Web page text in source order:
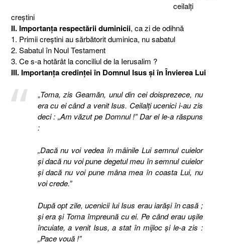
ceilalţi
creştini
II. Importanţa respectării duminicii, ca zi de odihnă
1. Primii creştini au sărbătorit duminica, nu sabatul
2. Sabatul în Noul Testament
3. Ce s-a hotărât la conciliul de la Ierusalim ?
III. Importanţa credinţei în Domnul Isus şi în Învierea Lui
„Toma, zis Geamăn, unul din cei doisprezece, nu
era cu ei când a venit Isus. Ceilalţi ucenici i-au zis
deci : „Am văzut pe Domnul !” Dar el le-a răspuns
:
„Dacă nu voi vedea în mâinile Lui semnul cuielor
şi dacă nu voi pune degetul meu în semnul cuielor
şi dacă nu voi pune mâna mea în coasta Lui, nu
voi crede.”
După opt zile, ucenicii lui Isus erau iarăşi în casă ;
şi era şi Toma împreună cu ei. Pe când erau uşile
încuiate, a venit Isus, a stat în mijloc şi le-a zis :
„Pace vouă !”